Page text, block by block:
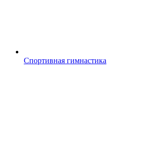
Спортивная гимнастика